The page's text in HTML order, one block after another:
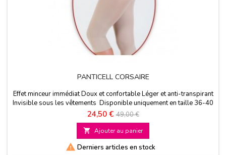
PANTICELL CORSAIRE
Effet minceur immédiat Doux et confortable Léger et anti-transpirant
Invisible sous les vêtements Disponible uniquement en taille 36-40
S/M
Prix
24,50 € Prix
de
base
49,00 €
 Ajouter au panier
 Derniers articles en stock